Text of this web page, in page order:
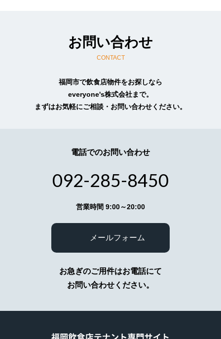
予めご了承ください。
依頼・相談・お見積りのためお客様より個人情報
をお預かりする場合には、目的の範囲内において
必要最小限度のご提供をお願いいたしておりま
す。
護法23条に定める以下の場合を除き第三者に開示
（イ）法令に基づく場合
（ロ）人の生命、身体又は財産の保護のために必
（ハ）公衆衛生の向上又は児童の健全な育成の推
同意を得ることが困難であるとき
（ニ）国の機関若しくは地方公共団体又はその委
託を受けた者が法令の定める事務を遂行すること
の同意を得ることにより当該事務の遂行に支障を
及ぼすおそれがあるとき
（ホ）あらかじめ本人の同意を得た場合
弊社の業務の全部または一部を外部に業務委託す
お問い合わせ
CONTACT
福岡市で飲食店物件をお探しなら
everyone's株式会社まで。
まずはお気軽にご相談・お問い合わせください。
電話でのお問い合わせ
092-285-8450
営業時間 9:00～20:00
メールフォーム
お急ぎのご用件はお電話にて
お問い合わせください。